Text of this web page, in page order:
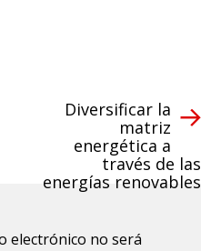
Diversificar la
matriz
energética a
través de las
energías renovables
electrónico no será